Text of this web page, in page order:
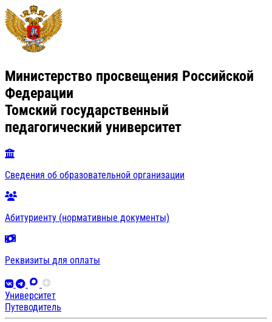
Министерство просвещения Российской
Федерации
Томский государственный
педагогический университет
Сведения об образовательной организации
Абитуриенту (нормативные документы)
Реквизиты для оплаты
Университет
Путеводитель